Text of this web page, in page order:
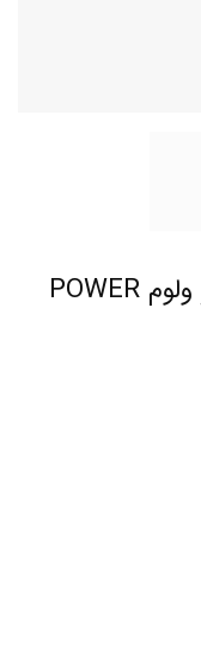
ریمل نقره ای حجم دهنده پاور ولوم POWER